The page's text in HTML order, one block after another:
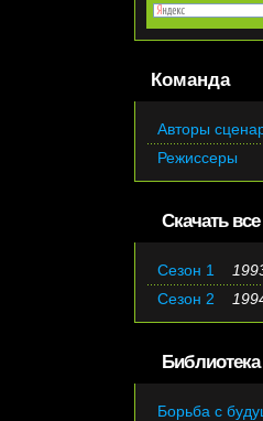
Команда
Авторы
Режиссеры
Скачать
Сезон 1
Сезон 2
Библиотека
Борьба с